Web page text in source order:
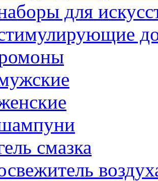
для
смазка